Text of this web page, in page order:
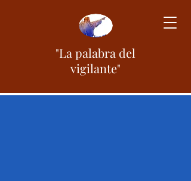
"La palabra del
vigilante"